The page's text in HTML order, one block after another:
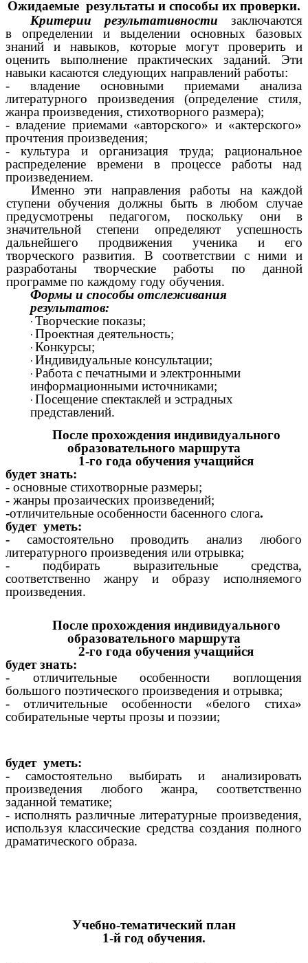
Ожидаемые результаты и способы их проверки.
Критерии результативности заключаются
в
определении и выделении основных базовых
знаний и навыков, которые могут проверить и
оценить выполнение практических заданий. Эти
навыки касаются следующих направлений работы:
- владение основными приемами анализа
литературного произведения (определение стиля,
жанра произведения, стихотворного размера);
- владение приемами «авторского» и «актерского»
прочтения произведения;
- культура и организация труда; рациональное
распределение времени в процессе работы над
произведением.
Именно эти направления работы на каждой
ступени обучения должны быть в любом случае
предусмотрены педагогом, поскольку они в
значительной степени определяют успешность
дальнейшего продвижения ученика и его
творческого развития. В соответствии с ними и
разработаны творческие работы по данной
программе по каждому году обучения.
Формы и способы отслеживания
результатов:
Творческие показы;
Проектная деятельность;
Конкурсы;
Индивидуальные консультации;
Работа с печатными и электронными
информационными источниками;
Посещение спектаклей и эстрадных
представлений.
После прохождения индивидуального
образовательного маршрута
1-го года обучения учащийся
будет знать:
- основные стихотворные размеры;
- жанры прозаических произведений;
-отличительные особенности басенного слога.
будет уметь:
- самостоятельно проводить анализ любого
литературного произведения или отрывка;
- подбирать выразительные средства,
соответственно жанру и образу исполняемого
произведения.
После прохождения индивидуального
образовательного маршрута
2-го года обучения учащийся
будет знать:
- отличительные особенности воплощения
большого поэтического произведения и отрывка;
- отличительные особенности «белого стиха»
собирательные черты прозы и поэзии;
будет уметь:
-самостоятельно выбирать и анализировать
произведения любого жанра, соответственно
заданной тематике;
- исполнять различные литературные произведения,
используя классические средства создания полного
драматического образа.
Учебно-тематический план
1-й год обучения.